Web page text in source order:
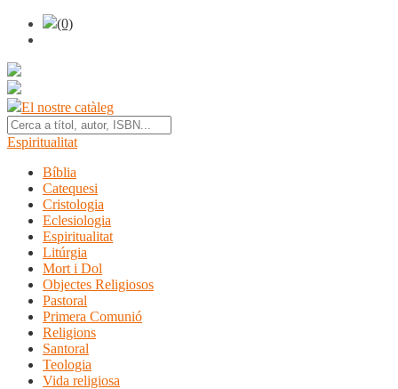
(0)
El nostre catàleg
Espiritualitat
Bíblia
Catequesi
Cristologia
Eclesiologia
Espiritualitat
Litúrgia
Mort i Dol
Objectes Religiosos
Pastoral
Primera Comunió
Religions
Santoral
Teologia
Vida religiosa